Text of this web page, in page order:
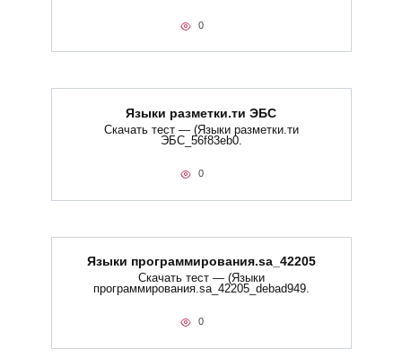
0
Языки разметки.ти​ ЭБС
Скачать тест — (Языки разметки.ти​
ЭБС_56f83eb0.
0
Языки программирования.sa_42205
Скачать тест — (Языки
программирования.sa_42205_debad949.
0